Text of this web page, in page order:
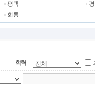
평택
회룡
학력